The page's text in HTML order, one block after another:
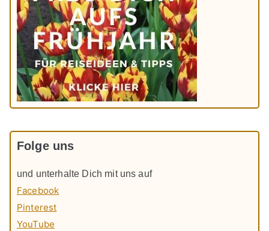
Folge uns
und unterhalte Dich mit uns auf
Facebook
Pinterest
YouTube